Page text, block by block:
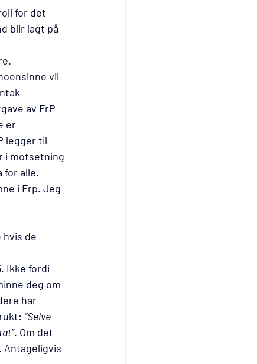
for det
blir lagt på
vil
av FrP
er
legger til
i motsetning
for alle.
i Frp. Jeg
hvis de
Ikke fordi
deg om
har
“Selve
. Om det
Antageligvis